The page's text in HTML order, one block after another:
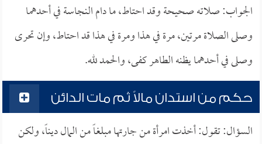
الجواب: صلاته صحيحة وقد احتاط، ما دام النجاسة في أحدهما
وصلى الصلاة مرتين، مرة في هذا ومرة في هذا قد احتاط، وإن تحرى
وصلى في أحدهما يظنه الطاهر كفى، والحمد لله.
حكم من استدان مالاً ثم مات الدائن
السؤال: تقول: أخذت امرأة من جارتها مبلغاً من المال ديناً، ولكن